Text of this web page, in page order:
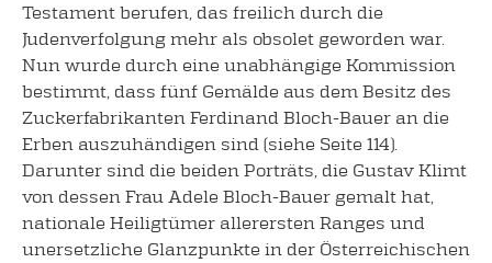
Testament berufen, das freilich durch die
Judenverfolgung mehr als obsolet geworden war.
Nun wurde durch eine unabhängige Kommission
bestimmt, dass fünf Gemälde aus dem Besitz des
Zuckerfabrikanten Ferdinand Bloch-Bauer an die
Erben auszuhändigen sind (siehe Seite 114).
Darunter sind die beiden Porträts, die Gustav Klimt
von dessen Frau Adele Bloch-Bauer gemalt hat,
nationale Heiligtümer allerersten Ranges und
unersetzliche Glanzpunkte in der Österreichischen